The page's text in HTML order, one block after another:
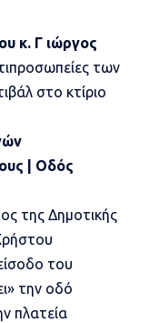
κ. Γ ιώργος
των
στο κτίριο
| Οδός
της Δημοτικής
του
την οδό
πλατεία